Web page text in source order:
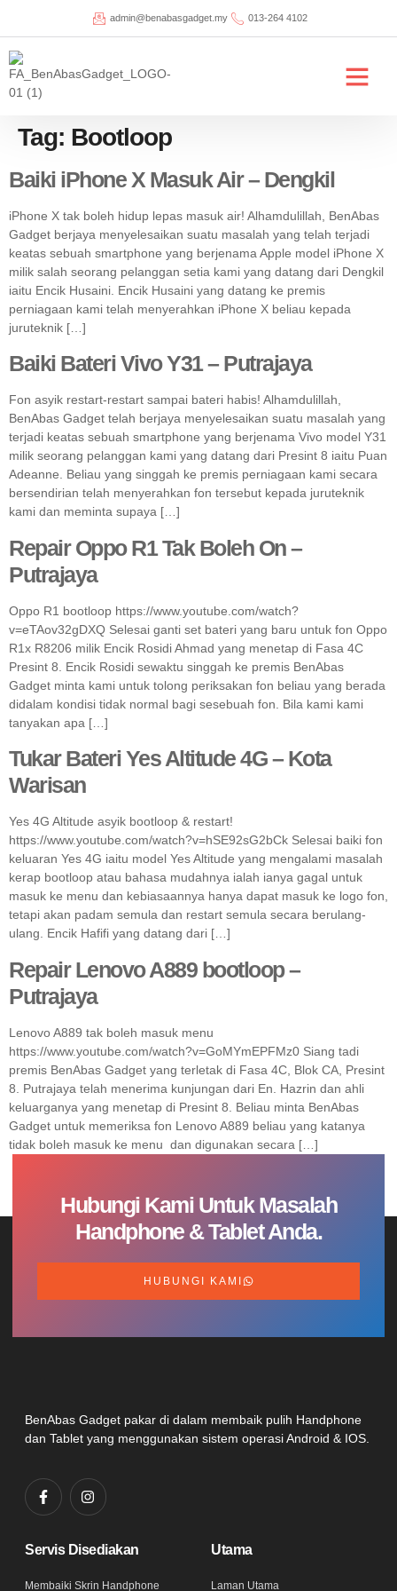
admin@benabasgadget.my 013-264 4102
Tag: Bootloop
Baiki iPhone X Masuk Air – Dengkil
iPhone X tak boleh hidup lepas masuk air! Alhamdulillah, BenAbas
Gadget berjaya menyelesaikan suatu masalah yang telah terjadi
keatas sebuah smartphone yang berjenama Apple model iPhone X
milik salah seorang pelanggan setia kami yang datang dari Dengkil
iaitu Encik Husaini. Encik Husaini yang datang ke premis
perniagaan kami telah menyerahkan iPhone X beliau kepada
juruteknik […]
Baiki Bateri Vivo Y31 – Putrajaya
Fon asyik restart-restart sampai bateri habis! Alhamdulillah,
BenAbas Gadget telah berjaya menyelesaikan suatu masalah yang
terjadi keatas sebuah smartphone yang berjenama Vivo model Y31
milik seorang pelanggan kami yang datang dari Presint 8 iaitu Puan
Adeanne. Beliau yang singgah ke premis perniagaan kami secara
bersendirian telah menyerahkan fon tersebut kepada juruteknik
kami dan meminta supaya […]
Repair Oppo R1 Tak Boleh On –
Putrajaya
Oppo R1 bootloop https://www.youtube.com/watch?
v=eTAov32gDXQ Selesai ganti set bateri yang baru untuk fon Oppo
R1x R8206 milik Encik Rosidi Ahmad yang menetap di Fasa 4C
Presint 8. Encik Rosidi sewaktu singgah ke premis BenAbas
Gadget minta kami untuk tolong periksakan fon beliau yang berada
didalam kondisi tidak normal bagi sesebuah fon. Bila kami kami
tanyakan apa […]
Tukar Bateri Yes Altitude 4G – Kota
Warisan
Yes 4G Altitude asyik bootloop & restart!
https://www.youtube.com/watch?v=hSE92sG2bCk Selesai baiki fon
keluaran Yes 4G iaitu model Yes Altitude yang mengalami masalah
kerap bootloop atau bahasa mudahnya ialah ianya gagal untuk
masuk ke menu dan kebiasaannya hanya dapat masuk ke logo fon,
tetapi akan padam semula dan restart semula secara berulang-
ulang. Encik Hafifi yang datang dari […]
Repair Lenovo A889 bootloop –
Putrajaya
Lenovo A889 tak boleh masuk menu
https://www.youtube.com/watch?v=GoMYmEPFMz0 Siang tadi
premis BenAbas Gadget yang terletak di Fasa 4C, Blok CA, Presint
8. Putrajaya telah menerima kunjungan dari En. Hazrin dan ahli
keluarganya yang menetap di Presint 8. Beliau minta BenAbas
Gadget untuk memeriksa fon Lenovo A889 beliau yang katanya
tidak boleh masuk ke menu dan digunakan secara […]
Hubungi Kami Untuk Masalah
Handphone & Tablet Anda.
HUBUNGI KAMI
BenAbas Gadget pakar di dalam membaik pulih Handphone
dan Tablet yang menggunakan sistem operasi Android & IOS.
Servis Disediakan
Membaiki Skrin Handphone
Utama
Laman Utama